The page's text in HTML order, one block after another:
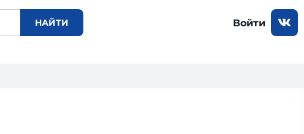
Войти